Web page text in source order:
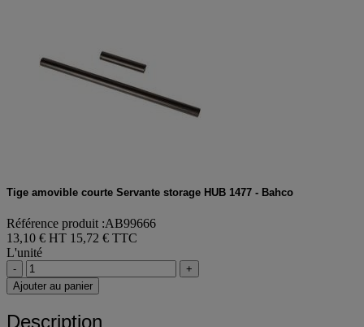
Tige amovible courte Servante storage HUB 1477 - Bahco
Référence produit :AB99666
13,10 € HT 15,72 € TTC
L'unité
-
+
Ajouter au panier
Description